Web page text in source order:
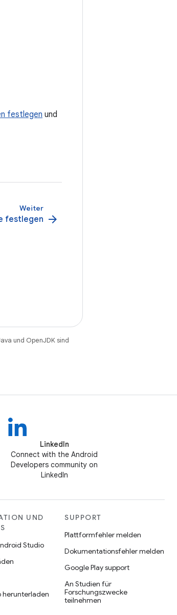
festlegen und
Weiter
festlegen arrow_forward
und OpenJDK sind
LinkedIn
Connect with the Android
Developers community on
LinkedIn
UND
Studio
herunterladen
SUPPORT
Plattformfehler melden
Dokumentationsfehler melden
Google Play support
An Studien für
Forschungszwecke
teilnehmen